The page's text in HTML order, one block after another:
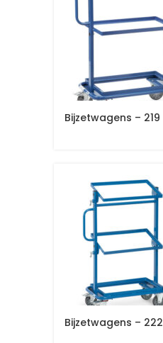
Bijzetwagens – 219
Bijzetwagens – 222